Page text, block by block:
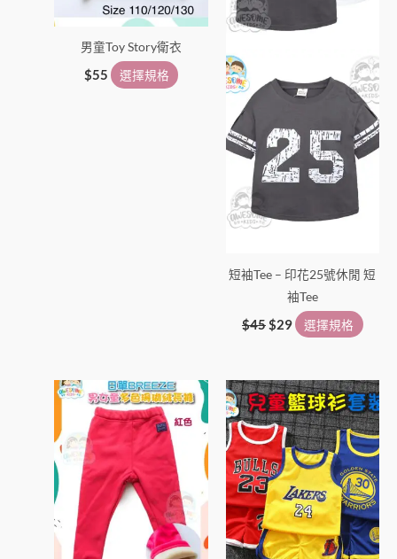
男童Toy Story衛衣
$55 選擇規格
可
在
產
品
短袖Tee – 印花25號休閒 短
袖Tee
$45$29 選擇規格
品
頁
面
選
此
多
種
款
式。
此
產
品
有
多
種
款
式。